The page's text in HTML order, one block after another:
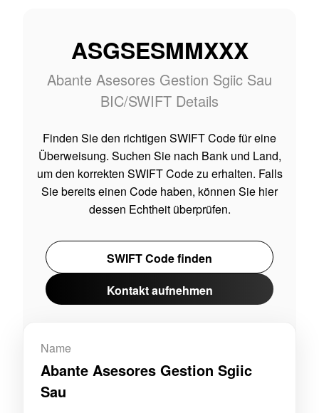
ASGSESMMXXX
Abante Asesores Gestion Sgiic Sau
BIC/SWIFT Details
Finden Sie den richtigen SWIFT Code für eine
Überweisung. Suchen Sie nach Bank und Land,
um den korrekten SWIFT Code zu erhalten. Falls
Sie bereits einen Code haben, können Sie hier
dessen Echtheit überprüfen.
SWIFT Code finden
Kontakt aufnehmen
Name
Abante Asesores Gestion Sgiic
Sau